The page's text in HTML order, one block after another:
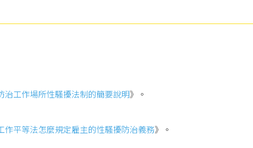
治工作場所性騷擾法制的簡要說明》。
作平等法怎麼規定雇主的性騷擾防治義務》。